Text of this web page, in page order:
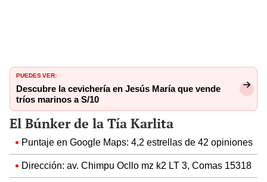
PUEDES VER:
Descubre la cevichería en Jesús María que vende
tríos marinos a S/10
El Búnker de la Tía Karlita
Puntaje en Google Maps: 4,2 estrellas de 42 opiniones
Dirección: av. Chimpu Ocllo mz k2 LT 3, Comas 15318